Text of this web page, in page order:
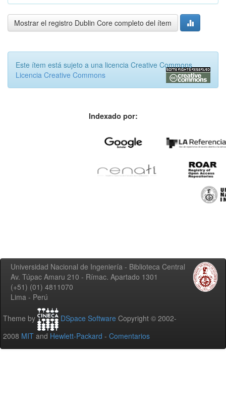
Mostrar el registro Dublin Core completo del ítem
Este ítem está sujeto a una licencia Creative Commons
Licencia Creative Commons
Indexado por:
Universidad Nacional de Ingeniería - Biblioteca Central
Av. Túpac Amaru 210 - Rímac. Apartado 1301
(+51) (01) 4811070
Lima - Perú
Theme by DSpace Software Copyright © 2002-
2008 MIT and Hewlett-Packard - Comentarios